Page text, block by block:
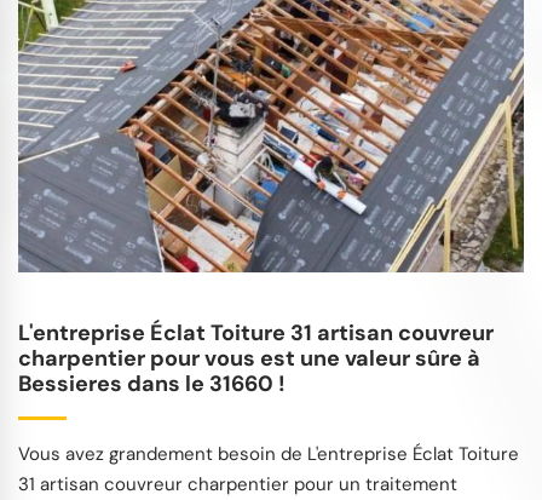
L'entreprise Éclat Toiture 31 artisan couvreur
charpentier pour vous est une valeur sûre à
Bessieres dans le 31660 !
Vous avez grandement besoin de L'entreprise Éclat Toiture
31 artisan couvreur charpentier pour un traitement